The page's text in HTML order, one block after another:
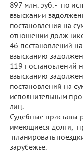
897 млн. руб. - по
взыскании
постановления на
отношении
46 постановлений
взысканию
119 постановлений
взысканию
постановлений на
исполнительным
лиц.
Судебные приставы
имеющиеся долги,
планировать
зарубежье.